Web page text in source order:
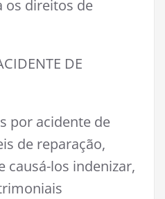
os direitos de
DE
por acidente de
de reparação,
causá-los indenizar,